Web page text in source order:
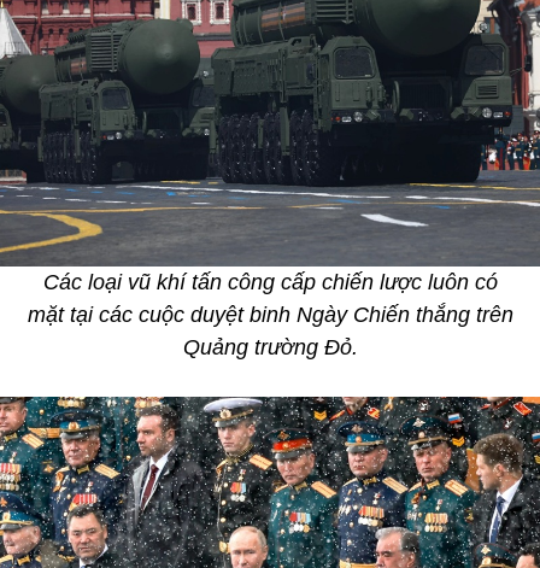
Các loại vũ khí tấn công cấp chiến lược luôn có
mặt tại các cuộc duyệt binh Ngày Chiến thắng trên
Quảng trường Đỏ.